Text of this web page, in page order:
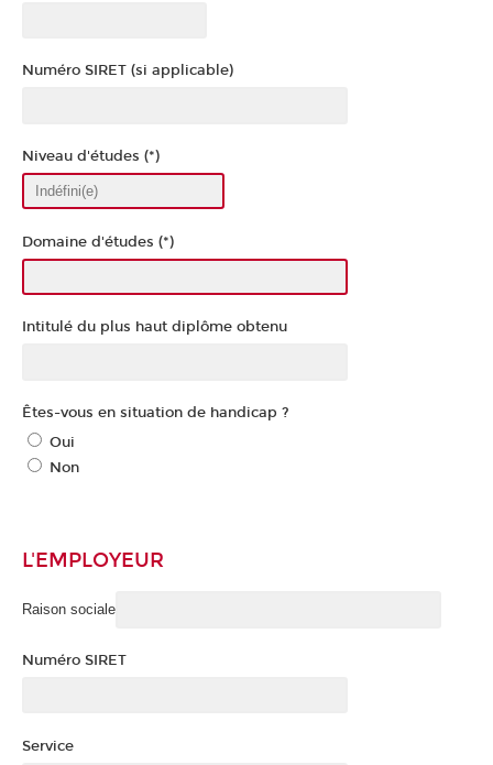
Numéro SIRET (si applicable)
Niveau d'études (*)
Domaine d'études (*)
Intitulé du plus haut diplôme obtenu
Êtes-vous en situation de handicap ?
Oui
Non
L'EMPLOYEUR
Raison sociale
Numéro SIRET
Service